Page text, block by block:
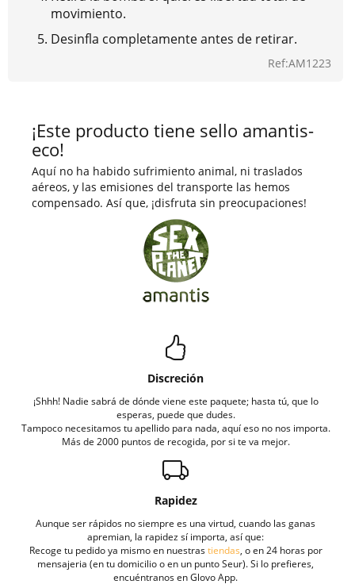
movimiento.
Desinfla completamente antes de retirar.
Ref:AM1223
¡Este producto tiene sello amantis-
eco!
Aquí no ha habido sufrimiento animal, ni traslados
aéreos, y las emisiones del transporte las hemos
compensado. Así que, ¡disfruta sin preocupaciones!
Discreción
¡Shhh! Nadie sabrá de dónde viene este paquete; hasta tú, que lo
esperas, puede que dudes.
Tampoco necesitamos tu apellido para nada, aquí eso no nos importa.
Más de 2000 puntos de recogida, por si te va mejor.
Rapidez
Aunque ser rápidos no siempre es una virtud, cuando las ganas
apremian, la rapidez sí importa, así que:
Recoge tu pedido ya mismo en nuestrastiendas, o en 24 horas por
mensajeria (en tu domicilio o en un punto Seur). Si lo prefieres,
encuéntranos en Glovo App.